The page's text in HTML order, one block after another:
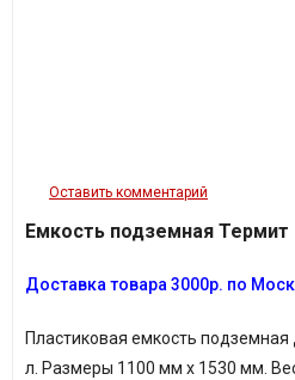
Оставить комментарий
Емкость подземная Термит
Доставка товара 3000р. по
Пластиковая емкость подземная
л. Размеры 1100 мм х 1530 мм.